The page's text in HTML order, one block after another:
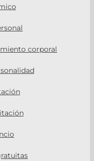
corporal